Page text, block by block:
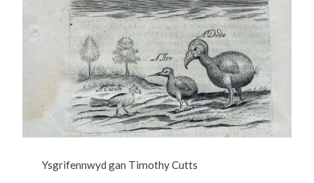
Ysgrifennwyd gan Timothy Cutts